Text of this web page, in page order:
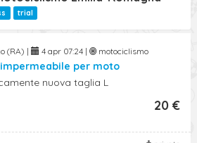
Ricerca Avanzata
trial
(RA) | 4 apr 07:24 | motociclismo
per moto
nuova taglia L
20 €